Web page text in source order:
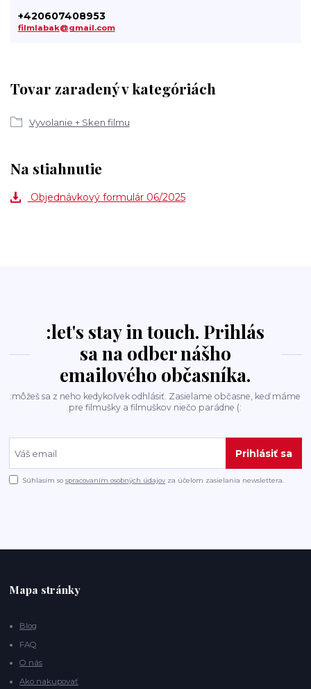
Tovar zaradený v kategóriách
Vyvolanie + Sken filmu
+420607408953
filmlabak@gmail.com
Na stiahnutie
Objednávkový formulár 06/2025
:let's stay in touch. Prihlás
sa na odber nášho
emailového občasníka.
:môžeš sa z neho kedykoľvek odhlásiť. Zasielame občasne, keď máme
pre filmušky a filmuškov niečo parádne (:
Prihlásiť sa
Súhlasím sospracovaním osobných údajov za účelom zasielania newslettera.
Mapa stránky
Blog
FAQ
O nás
Ako nakupovať